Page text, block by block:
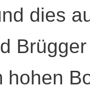
dies
hohen